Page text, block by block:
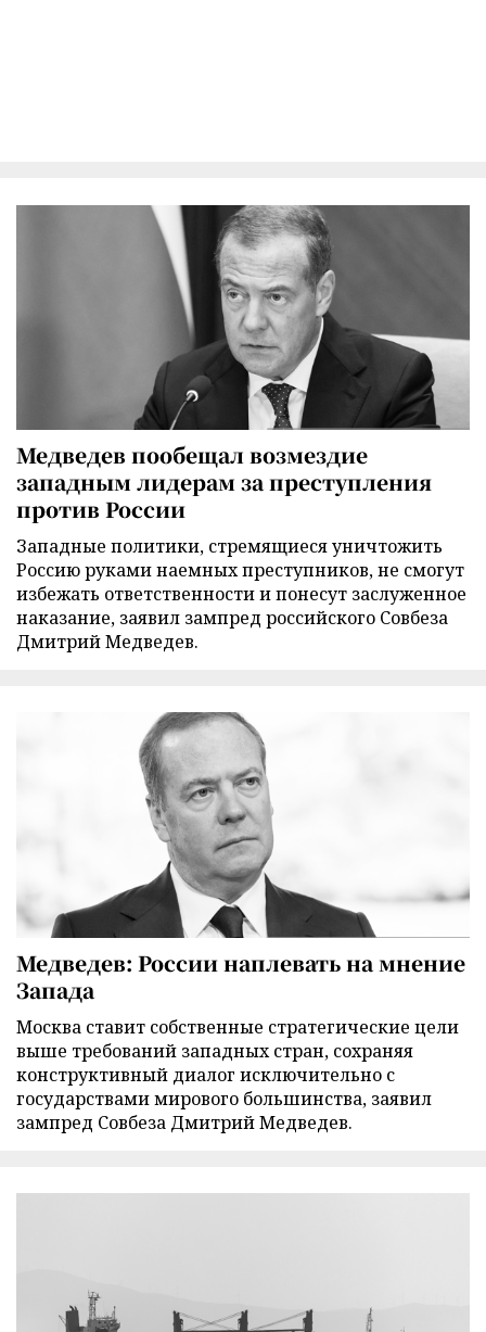
Медведев пообещал возмездие
западным лидерам за преступления
против России
Западные политики, стремящиеся уничтожить
Россию руками наемных преступников, не смогут
избежать ответственности и понесут заслуженное
наказание, заявил зампред российского Совбеза
Дмитрий Медведев.
Медведев: России наплевать на мнение
Запада
Москва ставит собственные стратегические цели
выше требований западных стран, сохраняя
конструктивный диалог исключительно с
государствами мирового большинства, заявил
зампред Совбеза Дмитрий Медведев.